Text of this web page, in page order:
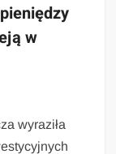
w
wyraziła